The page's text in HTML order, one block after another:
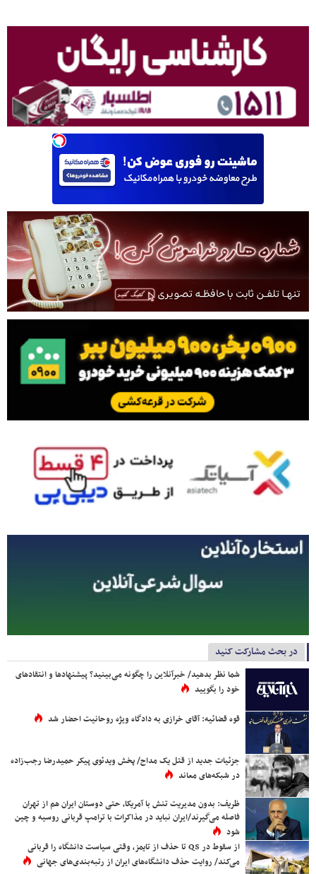
در بحث مشارکت کنید
شما نظر بدهید/ خبرآنلاین را چگونه می‌بینید؟ پیشنهادها و انتقادهای
خود را بگویید
قوه قضائیه: آقای خرازی به دادگاه ویژه روحانیت احضار شد
جزئیات جدید از قتل یک مداح/ پخش ویدئوی پیکر حمیدرضا رجب‌زاده
در شبکه‌های معاند
ظریف: بدون مدیریت تنش با آمریکا، حتی دوستان ایران هم از تهران
فاصله می‌گیرند/ایران نباید در مذاکرات با ترامپ قربانی روسیه و چین
شود
از سقوط در QS تا حذف از تایمز، وقتی سیاست دانشگاه را قربانی
می‌کند/ روایت حذف دانشگاه‌های ایران از رتبه‌بندی‌های جهانی